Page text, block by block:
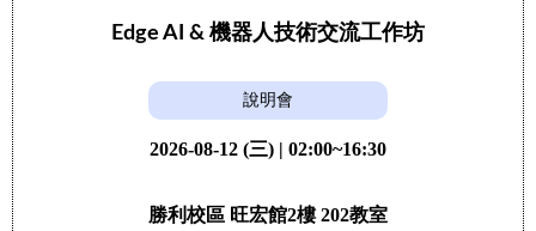
Edge AI & 機器人技術交流工作坊
說明會
2026-08-12 (三) | 02:00~16:30
勝利校區 旺宏館2樓 202教室